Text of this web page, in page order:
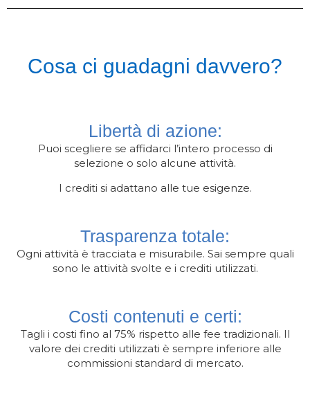
Cosa ci guadagni davvero?
Libertà di azione:
Puoi scegliere se affidarci l’intero processo di
selezione o solo alcune attività.
I crediti si adattano alle tue esigenze.
Trasparenza totale:
Ogni attività è tracciata e misurabile. Sai sempre quali
sono le attività svolte e i crediti utilizzati.
Costi contenuti e certi:
Tagli i costi fino al 75% rispetto alle fee tradizionali. Il
valore dei crediti utilizzati è sempre inferiore alle
commissioni standard di mercato.